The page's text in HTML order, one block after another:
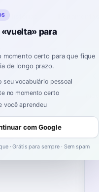
para
momento certo para que fique
de longo prazo.
seu vocabulário pessoal
no momento certo
você aprendeu
com Google
· Grátis para sempre · Sem spam